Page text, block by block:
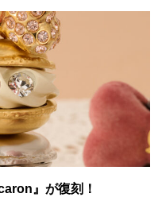
』が復刻！